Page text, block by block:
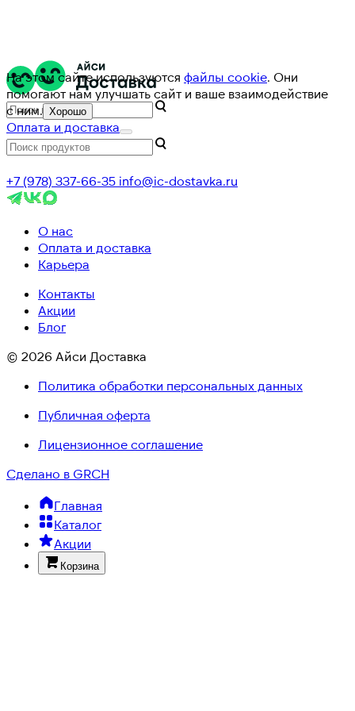
На этом сайте используются файлы cookie. Они
помогают нам улучшать сайт и ваше взаимодействие
с ним. Хорошо
Оплата и доставка
+7 (978) 337-66-35 info@ic-dostavka.ru
О нас
Оплата и доставка
Карьера
Контакты
Акции
Блог
© 2026 Айси Доставка
Политика обработки персональных данных
Публичная оферта
Лицензионное соглашение
Сделано в GRCH
Главная
Каталог
Акции
Корзина